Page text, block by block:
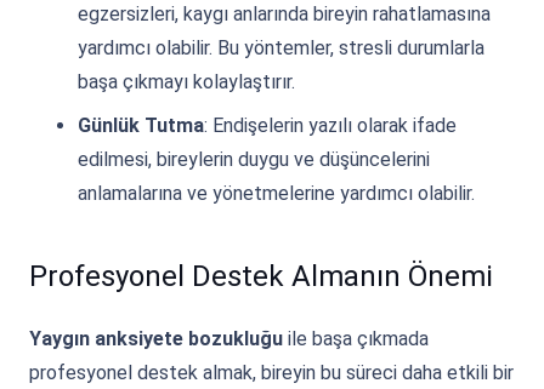
egzersizleri, kaygı anlarında bireyin rahatlamasına
yardımcı olabilir. Bu yöntemler, stresli durumlarla
başa çıkmayı kolaylaştırır.
Günlük Tutma: Endişelerin yazılı olarak ifade
edilmesi, bireylerin duygu ve düşüncelerini
anlamalarına ve yönetmelerine yardımcı olabilir.
Profesyonel Destek Almanın Önemi
Yaygın anksiyete bozukluğu ile başa çıkmada
profesyonel destek almak, bireyin bu süreci daha etkili bir